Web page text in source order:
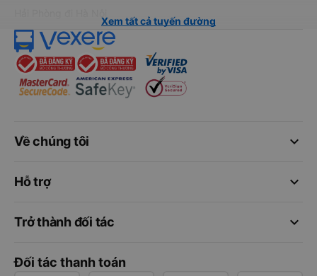
Xem tất cả tuyến đường
keyboard_arrow_down
Về chúng tôi
keyboard_arrow_down
Hỗ trợ
keyboard_arrow_down
Trở thành đối tác
Đối tác thanh toán